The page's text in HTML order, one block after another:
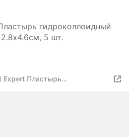
гидроколлоидный
5 шт.
Expert Пластырь